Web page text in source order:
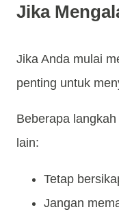
Jika
Jika Anda mulai
penting untuk
Beberapa
lain:
Tetap
Jangan